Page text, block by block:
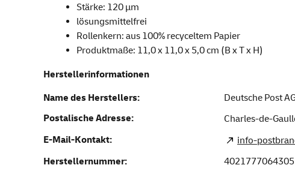
Stärke: 120 µm
lösungsmittelfrei
Rollenkern: aus 100% recyceltem Papier
Produktmaße: 11,0 x 11,0 x 5,0 cm (B x T x H)
Herstellerinformationen
Name des Herstellers:
Deutsche Post
Postalische Adresse:
Charles-de-
E-Mail-Kontakt:
info-
Herstellernummer:
4021777064305